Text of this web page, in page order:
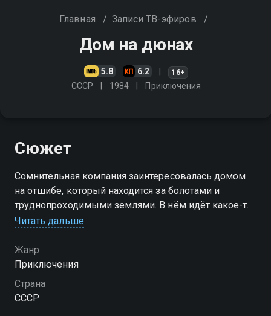
Главная / Записи ТВ-эфиров /
Дом на дюнах
5.8 6.2 16+
СССР 1984 Приключения
Сюжет
Сомнительная компания заинтересовалась домом
на отшибе, который находится за болотами и
труднопроходимыми землями. В нём идёт какое-то
совершенно другое течение жизни, немного
скрывают его обитатели?
Читать дальше
Жанр
Приключения
Страна
СССР